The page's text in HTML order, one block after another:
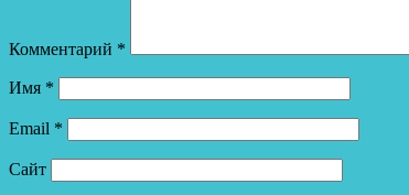
Комментарий *
Имя *
Email *
Сайт